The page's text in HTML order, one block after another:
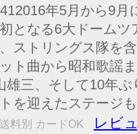
年5月から9
となる6大ドーム
ストリングス隊を
ト曲から昭和歌
三、そして10年ぶ
を迎えたステージ
料別 カードOK
レビ